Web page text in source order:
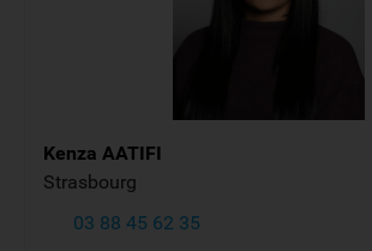
Kenza AATIFI
Strasbourg
03 88 45 62 35